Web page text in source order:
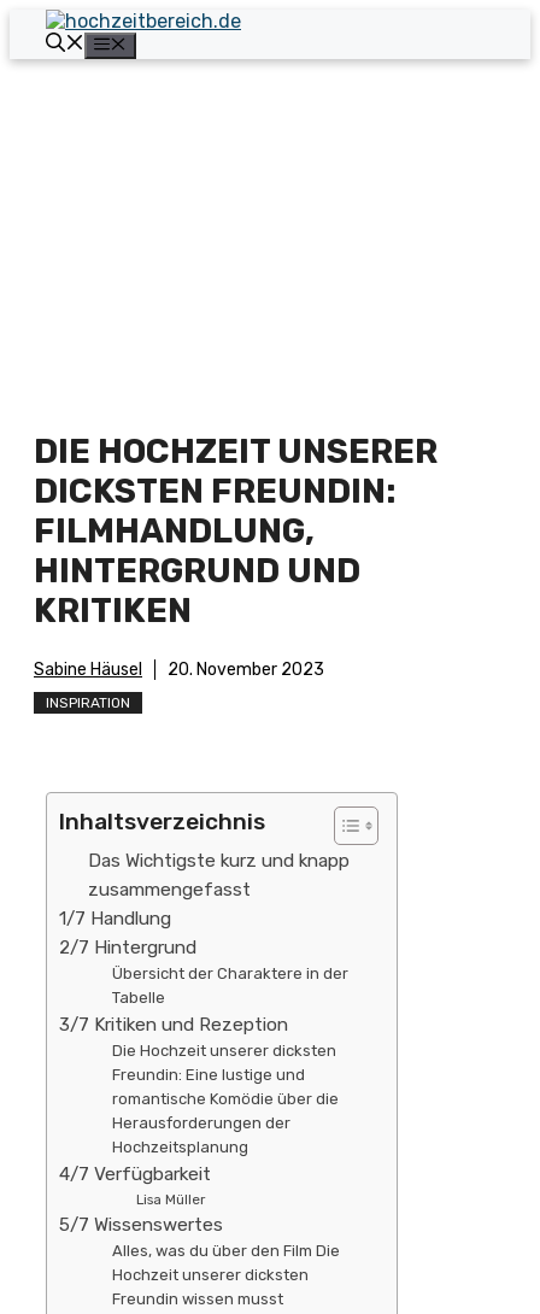
Zum
Inhalt
springen
DIE HOCHZEIT UNSERER
DICKSTEN FREUNDIN:
FILMHANDLUNG,
HINTERGRUND UND
KRITIKEN
Sabine Häusel 20. November 2023
INSPIRATION
Inhaltsverzeichnis
Das Wichtigste kurz und knapp
zusammengefasst
1/7 Handlung
2/7 Hintergrund
Übersicht der Charaktere in der
Tabelle
3/7 Kritiken und Rezeption
Die Hochzeit unserer dicksten
Freundin: Eine lustige und
romantische Komödie über die
Herausforderungen der
Hochzeitsplanung
4/7 Verfügbarkeit
Lisa Müller
5/7 Wissenswertes
Alles, was du über den Film Die
Hochzeit unserer dicksten
Freundin wissen musst